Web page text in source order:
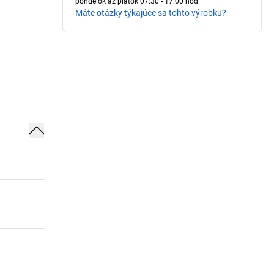
Máte otázky týkajúce sa tohto výrobku?